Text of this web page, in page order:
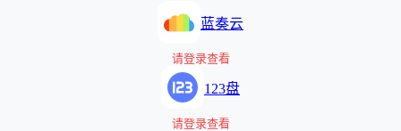
蓝奏云
请登录查看
123盘
请登录查看